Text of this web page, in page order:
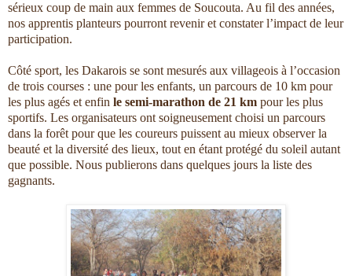
sérieux coup de main aux femmes de Soucouta. Au fil des années,
nos apprentis planteurs pourront revenir et constater l’impact de leur
participation.
Côté sport, les Dakarois se sont mesurés aux villageois à l’occasion
de trois courses : une pour les enfants, un parcours de 10 km pour
les plus agés et enfin le semi-marathon de 21 km pour les plus
sportifs. Les organisateurs ont soigneusement choisi un parcours
dans la forêt pour que les coureurs puissent au mieux observer la
beauté et la diversité des lieux, tout en étant protégé du soleil autant
que possible. Nous publierons dans quelques jours la liste des
gagnants.